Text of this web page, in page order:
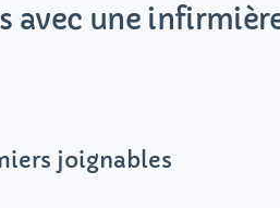
avec une
joignables